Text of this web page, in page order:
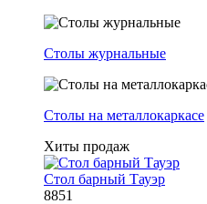
Столы журнальные
Столы на металлокаркасе
Хиты продаж
Стол барный Тауэр
8851